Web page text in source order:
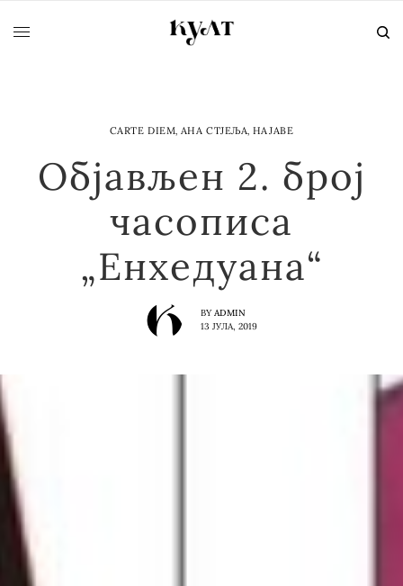
CARTE DIEM, АНА СТЈЕЉА, НАЈАВЕ
Објављен 2. број
часописа
„Енхедуана“
BY ADMIN
13 ЈУЛА, 2019